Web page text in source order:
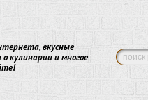
вкусные
кулинарии и многое